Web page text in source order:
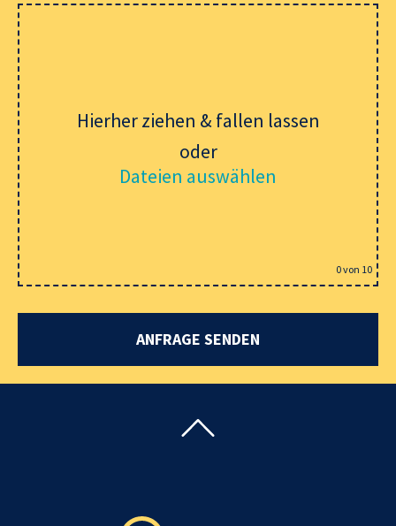
Hierher ziehen & fallen lassen
oder
Dateien auswählen
0von 10